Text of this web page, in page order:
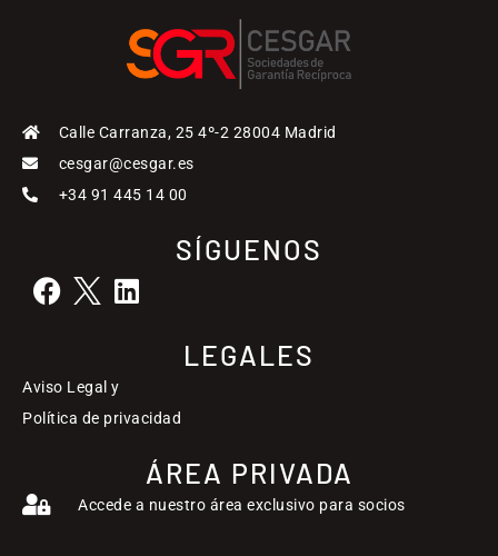
Calle Carranza, 25 4º-2 28004 Madrid
cesgar@cesgar.es
+34 91 445 14 00
SÍGUENOS
LEGALES
Aviso Legal y
Política de privacidad
ÁREA PRIVADA
Accede a nuestro área exclusivo para socios